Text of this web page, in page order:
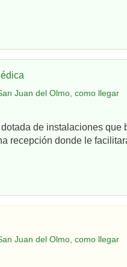
Juan del Olmo, como llegar
de instalaciones que
recepción donde le
Juan del Olmo, como llegar